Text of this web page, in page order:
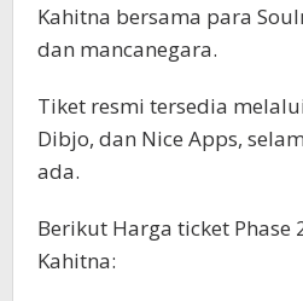
Kahitna bersama para
dan mancanegara.
Tiket resmi tersedia
Dibjo, dan Nice Apps,
ada.
Berikut Harga ticket Phase
Kahitna: